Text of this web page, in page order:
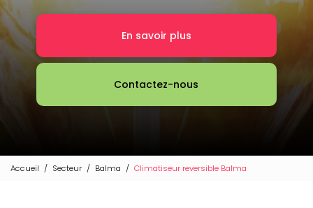
En savoir plus
Contactez-nous
Accueil Secteur Balma Climatiseur reversible Balma